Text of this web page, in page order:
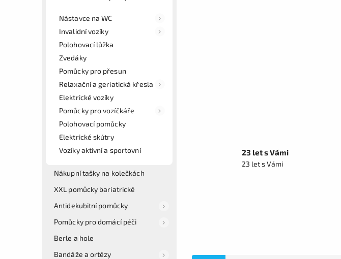
Nástavce na WC
Invalidní vozíky
Polohovací lůžka
Zvedáky
Pomůcky pro přesun
Relaxační a geriatická křesla
Elektrické vozíky
Pomůcky pro vozíčkáře
Polohovací pomůcky
Elektrické skútry
Vozíky aktivní a sportovní
Nákupní tašky na kolečkách
XXL pomůcky bariatrické
Antidekubitní pomůcky
Pomůcky pro domácí péči
Berle a hole
Bandáže a ortézy
23 let s Vámi
23 let s Vámi